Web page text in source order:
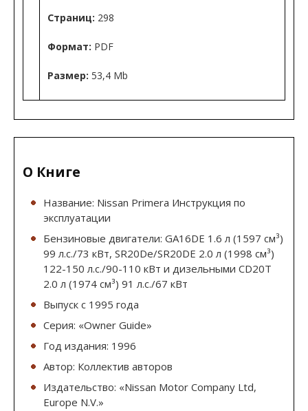
Страниц: 298
Формат: PDF
Размер: 53,4 Mb
О Книге
Название: Nissan Primera Инструкция по
эксплуатации
Бензиновые двигатели: GA16DE 1.6 л (1597 см³)
99 л.с./73 кВт, SR20De/SR20DE 2.0 л (1998 см³)
122-150 л.с./90-110 кВт и дизельными CD20T
2.0 л (1974 см³) 91 л.с./67 кВт
Выпуск с 1995 года
Серия: «Owner Guide»
Год издания: 1996
Автор: Коллектив авторов
Издательство: «Nissan Motor Company Ltd,
Europe N.V.»